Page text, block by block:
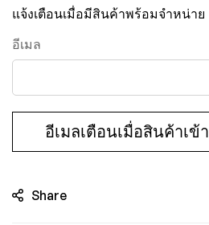
แจ้งเตือนเมื่อมีสินค้าพร้อมจำหน่าย
อีเมล
อีเมลเตือนเมื่อสินค้าเข้า
Share